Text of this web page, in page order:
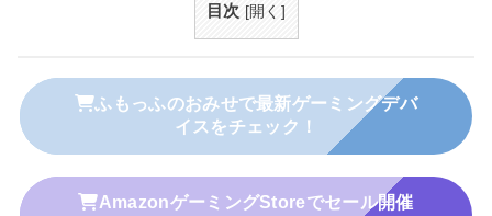
目次 [開く ]
ふもっふのおみせで最新ゲーミングデバ
イスをチェック！
AmazonゲーミングStoreでセール開催